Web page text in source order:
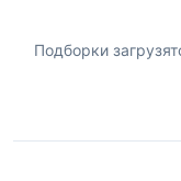
Подборки